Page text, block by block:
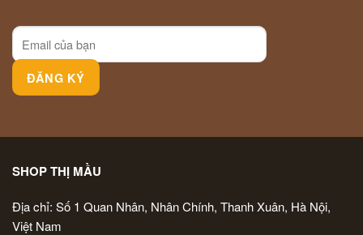
SHOP THỊ MẦU
Địa chỉ: Số 1 Quan Nhân, Nhân Chính, Thanh Xuân, Hà Nội,
Việt Nam